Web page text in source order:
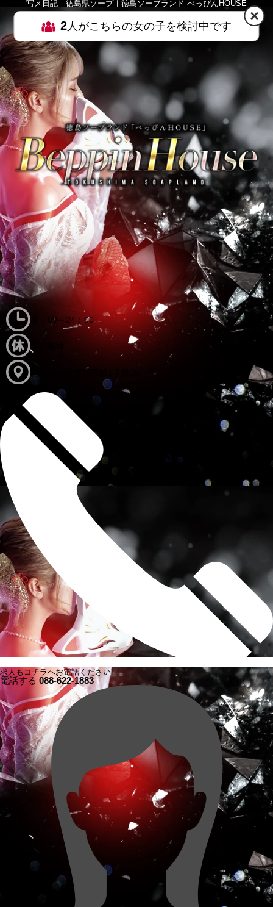
写メ日記｜徳島県ソープ｜徳島ソープランド べっぴんHOUSE
MENU
６：00～24：00
求人もコチラへお電話ください!
電話する 088-622-1883
2人がこちらの女の子を検討中です